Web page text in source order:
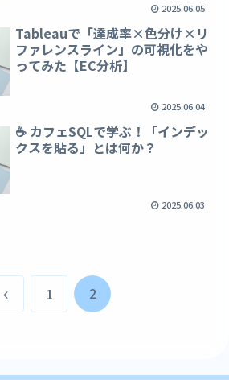
2025.06.05
Tableauで「達成率×色分け×リ
ファレンスライン」の可視化をや
ってみた【EC分析】
2025.06.04
☕️ カフェSQLで学ぶ！「インデッ
クスを貼る」とは何か？
2025.06.03
前
1 2